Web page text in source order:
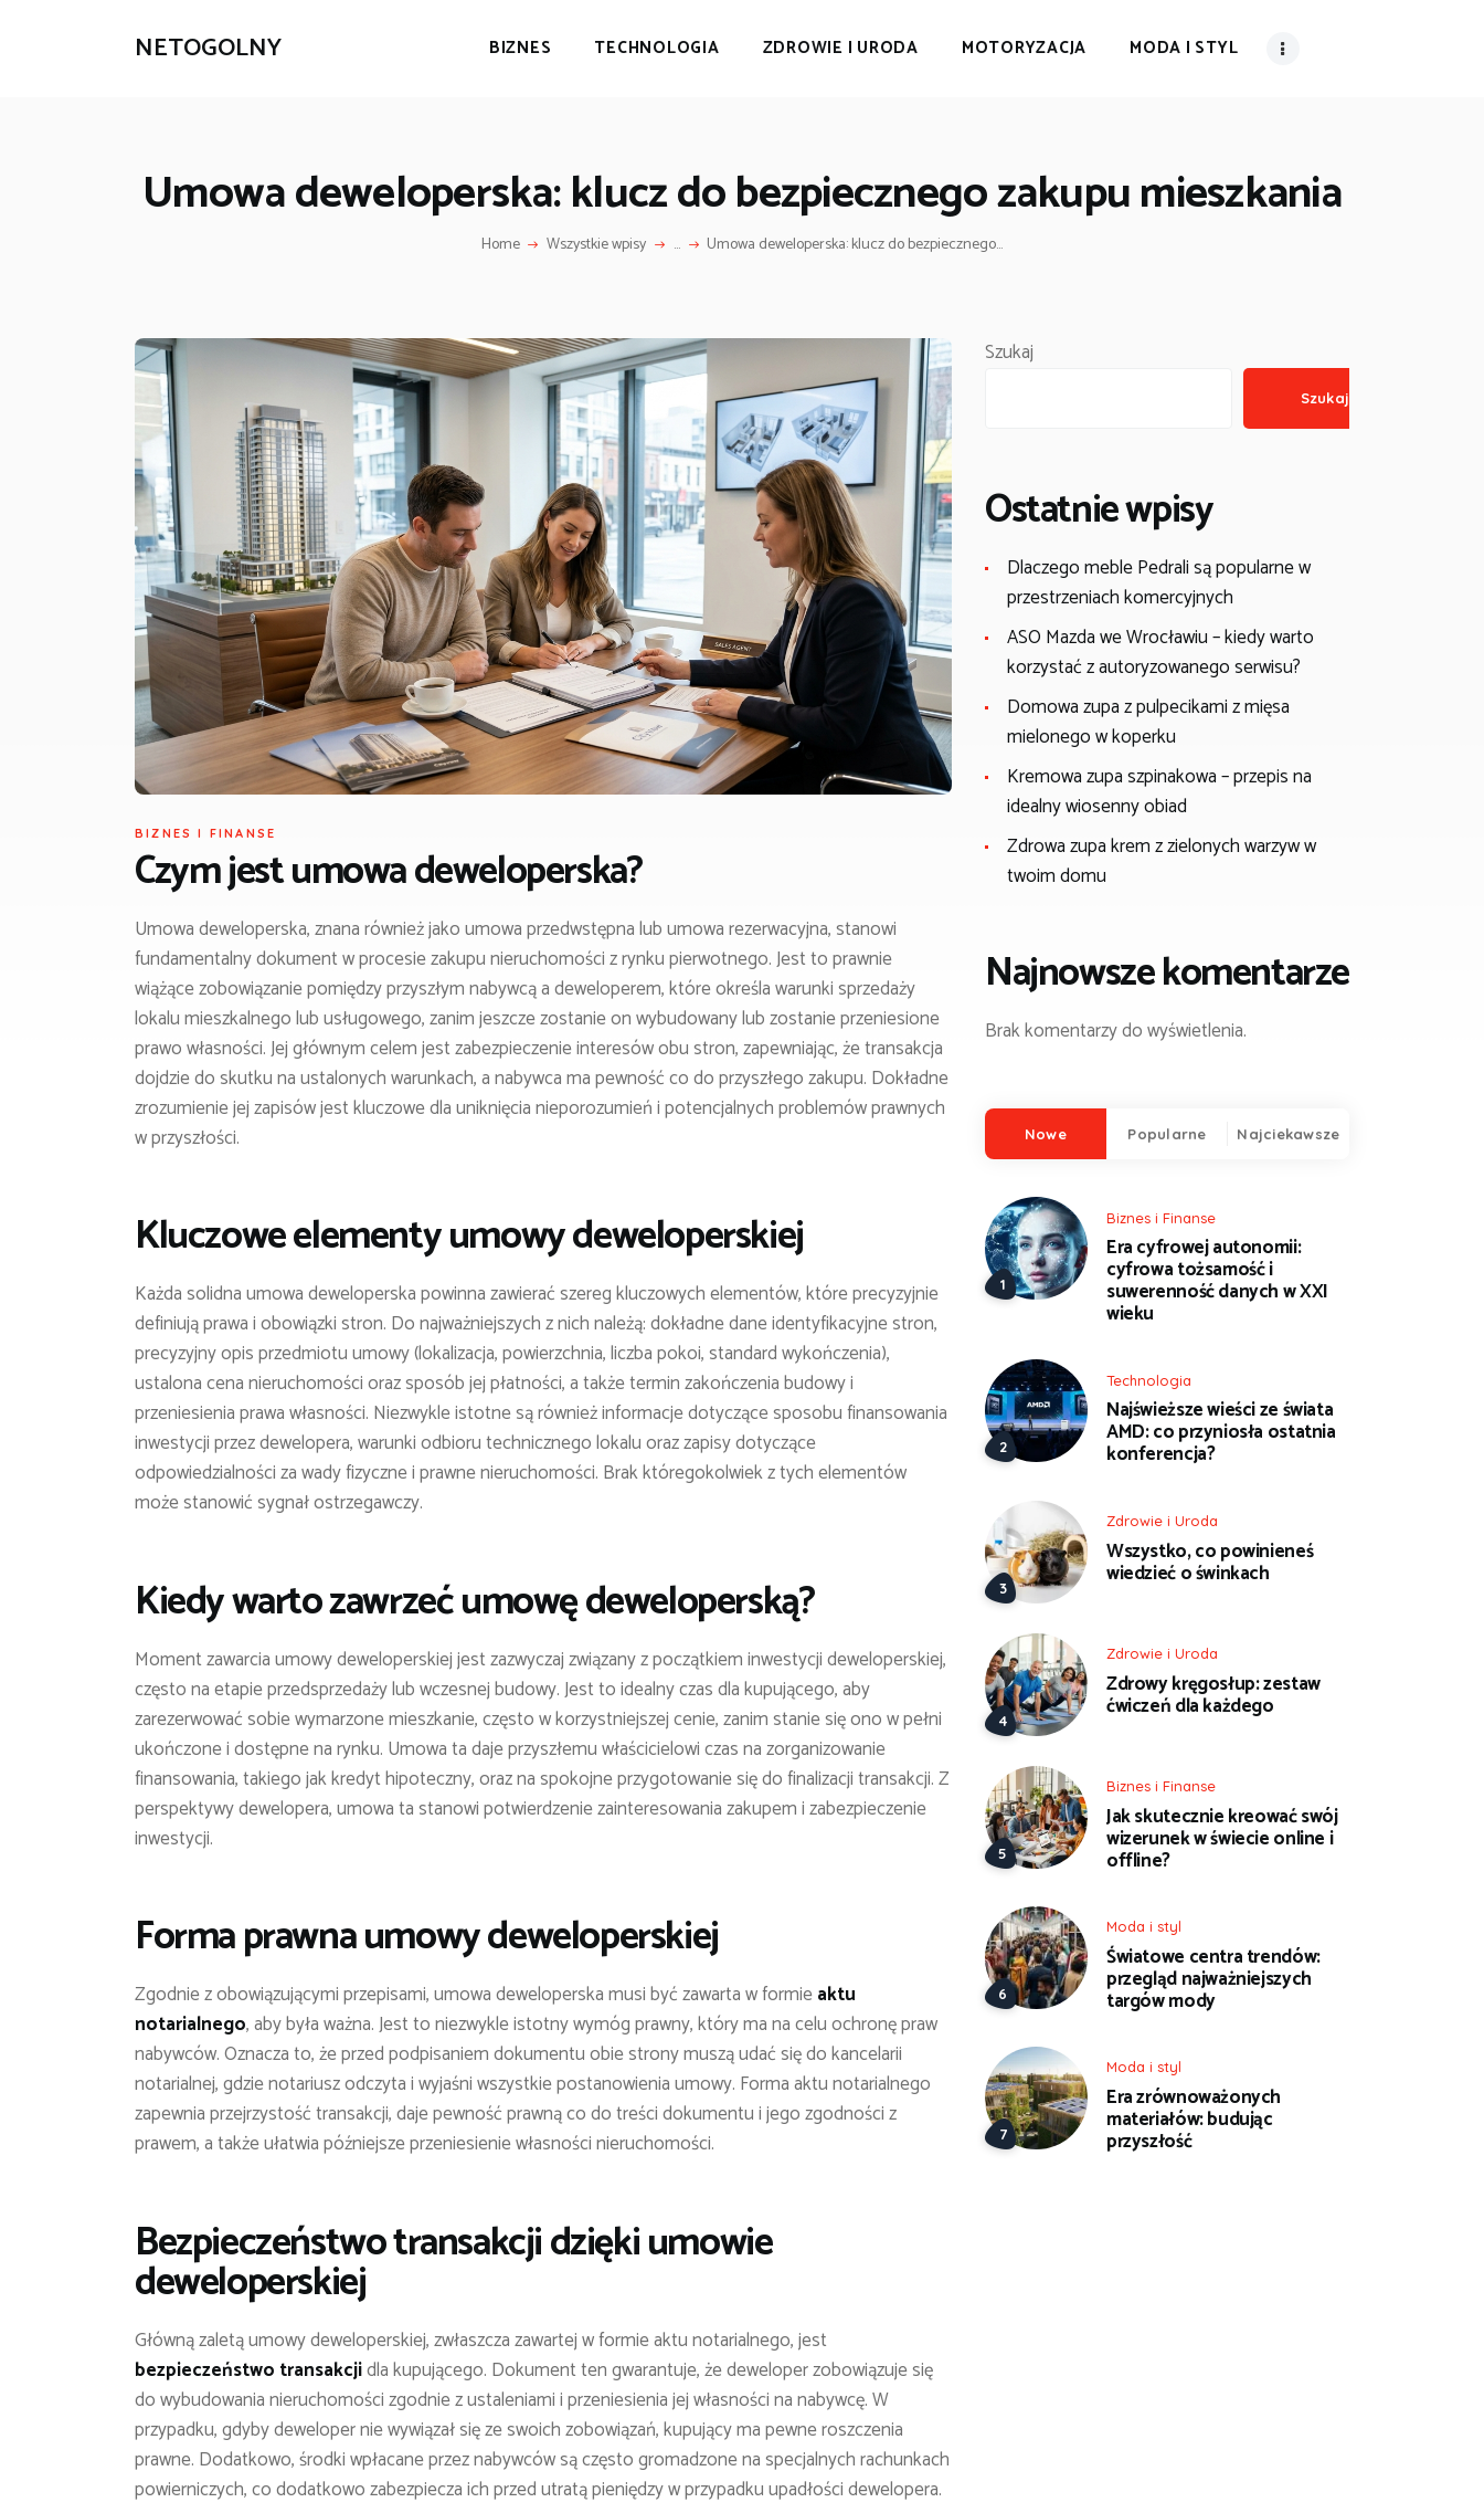
NETOGOLNY BIZNES TECHNOLOGIA ZDROWIE I URODA MOTORYZACJA MODA I STYL
Umowa deweloperska: klucz do bezpiecznego zakupu mieszkania
Home Wszystkie wpisy ... Umowa deweloperska: klucz do bezpiecznego...
BIZNES I FINANSE
Czym jest umowa deweloperska?
Umowa deweloperska, znana również jako umowa przedwstępna lub umowa rezerwacyjna, stanowi
fundamentalny dokument w procesie zakupu nieruchomości z rynku pierwotnego. Jest to prawnie
wiążące zobowiązanie pomiędzy przyszłym nabywcą a deweloperem, które określa warunki sprzedaży
lokalu mieszkalnego lub usługowego, zanim jeszcze zostanie on wybudowany lub zostanie przeniesione
prawo własności. Jej głównym celem jest zabezpieczenie interesów obu stron, zapewniając, że transakcja
dojdzie do skutku na ustalonych warunkach, a nabywca ma pewność co do przyszłego zakupu. Dokładne
zrozumienie jej zapisów jest kluczowe dla uniknięcia nieporozumień i potencjalnych problemów prawnych
w przyszłości.
Kluczowe elementy umowy deweloperskiej
Każda solidna umowa deweloperska powinna zawierać szereg kluczowych elementów, które precyzyjnie
definiują prawa i obowiązki stron. Do najważniejszych z nich należą: dokładne dane identyfikacyjne stron,
precyzyjny opis przedmiotu umowy (lokalizacja, powierzchnia, liczba pokoi, standard wykończenia),
ustalona cena nieruchomości oraz sposób jej płatności, a także termin zakończenia budowy i
przeniesienia prawa własności. Niezwykle istotne są również informacje dotyczące sposobu finansowania
inwestycji przez dewelopera, warunki odbioru technicznego lokalu oraz zapisy dotyczące
odpowiedzialności za wady fizyczne i prawne nieruchomości. Brak któregokolwiek z tych elementów
może stanowić sygnał ostrzegawczy.
Kiedy warto zawrzeć umowę deweloperską?
Moment zawarcia umowy deweloperskiej jest zazwyczaj związany z początkiem inwestycji deweloperskiej,
często na etapie przedsprzedaży lub wczesnej budowy. Jest to idealny czas dla kupującego, aby
zarezerwować sobie wymarzone mieszkanie, często w korzystniejszej cenie, zanim stanie się ono w pełni
ukończone i dostępne na rynku. Umowa ta daje przyszłemu właścicielowi czas na zorganizowanie
finansowania, takiego jak kredyt hipoteczny, oraz na spokojne przygotowanie się do finalizacji transakcji. Z
perspektywy dewelopera, umowa ta stanowi potwierdzenie zainteresowania zakupem i zabezpieczenie
inwestycji.
Forma prawna umowy deweloperskiej
Zgodnie z obowiązującymi przepisami, umowa deweloperska musi być zawarta w formieaktu
notarialnego, aby była ważna. Jest to niezwykle istotny wymóg prawny, który ma na celu ochronę praw
nabywców. Oznacza to, że przed podpisaniem dokumentu obie strony muszą udać się do kancelarii
notarialnej, gdzie notariusz odczyta i wyjaśni wszystkie postanowienia umowy. Forma aktu notarialnego
zapewnia przejrzystość transakcji, daje pewność prawną co do treści dokumentu i jego zgodności z
prawem, a także ułatwia późniejsze przeniesienie własności nieruchomości.
Bezpieczeństwo transakcji dzięki umowie
deweloperskiej
Główną zaletą umowy deweloperskiej, zwłaszcza zawartej w formie aktu notarialnego, jest
bezpieczeństwo transakcjidla kupującego. Dokument ten gwarantuje, że deweloper zobowiązuje się
do wybudowania nieruchomości zgodnie z ustaleniami i przeniesienia jej własności na nabywcę. W
przypadku, gdyby deweloper nie wywiązał się ze swoich zobowiązań, kupujący ma pewne roszczenia
prawne. Dodatkowo, środki wpłacane przez nabywców są często gromadzone na specjalnych rachunkach
powierniczych, co dodatkowo zabezpiecza ich przed utratą pieniędzy w przypadku upadłości dewelopera.
Szukaj
Szukaj
Ostatnie wpisy
Dlaczego meble Pedrali są popularne w
przestrzeniach komercyjnych
ASO Mazda we Wrocławiu – kiedy warto
korzystać z autoryzowanego serwisu?
Domowa zupa z pulpecikami z mięsa
mielonego w koperku
Kremowa zupa szpinakowa – przepis na
idealny wiosenny obiad
Zdrowa zupa krem z zielonych warzyw w
twoim domu
Najnowsze komentarze
Brak komentarzy do wyświetlenia.
Nowe Popularne Najciekawsze
Biznes i Finanse
Era cyfrowej autonomii:
cyfrowa tożsamość i
suwerenność danych w XXI
wieku
Technologia
Najświeższe wieści ze świata
AMD: co przyniosła ostatnia
konferencja?
Zdrowie i Uroda
Wszystko, co powinieneś
wiedzieć o świnkach
Zdrowie i Uroda
Zdrowy kręgosłup: zestaw
ćwiczeń dla każdego
Biznes i Finanse
Jak skutecznie kreować swój
wizerunek w świecie online i
offline?
Moda i styl
Światowe centra trendów:
przegląd najważniejszych
targów mody
Moda i styl
Era zrównoważonych
materiałów: budując
przyszłość